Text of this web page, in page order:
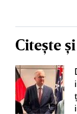
Citește și